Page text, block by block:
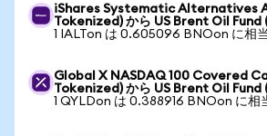
iShares Systematic Alternatives
Tokenized) から US Brent Oil
1 IALTon は 0.605096 BNOon に相当
Global X NASDAQ 100 Covered
Tokenized) から US Brent Oil
1 QYLDon は 0.388916 BNOon に相